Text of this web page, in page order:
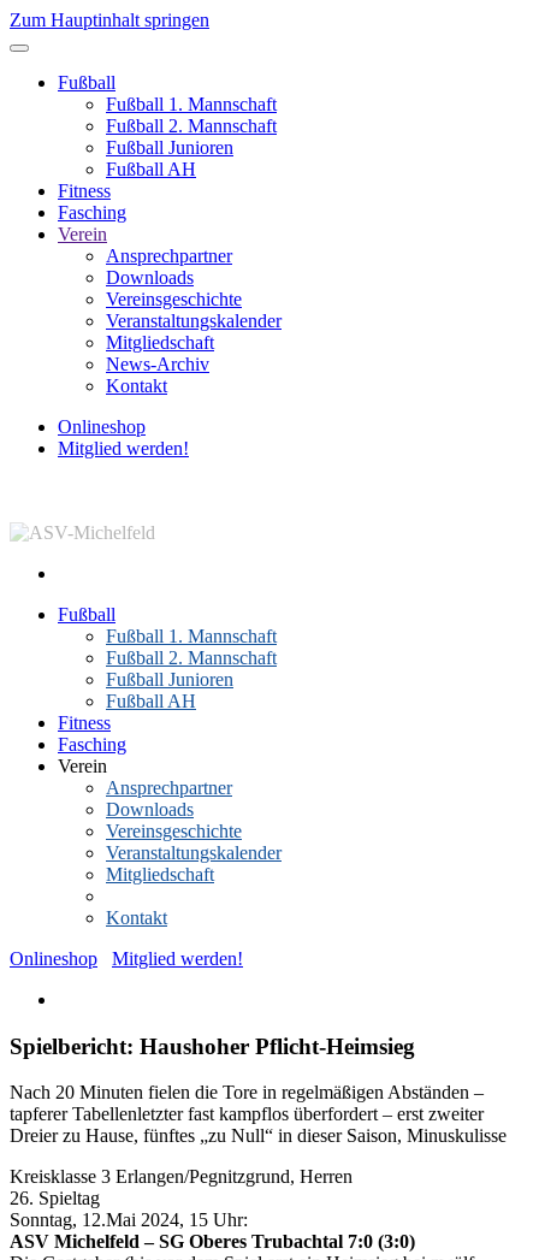
Zum Hauptinhalt springen
Fußball
Fußball 1. Mannschaft
Fußball 2. Mannschaft
Fußball Junioren
Fußball AH
Fitness
Fasching
Verein
Ansprechpartner
Downloads
Vereinsgeschichte
Veranstaltungskalender
Mitgliedschaft
News-Archiv
Kontakt
Onlineshop
Mitglied werden!
Fußball
Fußball 1. Mannschaft
Fußball 2. Mannschaft
Fußball Junioren
Fußball AH
Fitness
Fasching
Verein
Ansprechpartner
Downloads
Vereinsgeschichte
Veranstaltungskalender
Mitgliedschaft
Kontakt
Onlineshop
Mitglied werden!
Spielbericht: Haushoher Pflicht-Heimsieg
Nach 20 Minuten fielen die Tore in regelmäßigen Abständen –
tapferer Tabellenletzter fast kampflos überfordert – erst zweiter
Dreier zu Hause, fünftes „zu Null“ in dieser Saison, Minuskulisse
Kreisklasse 3 Erlangen/Pegnitzgrund, Herren
26. Spieltag
Sonntag, 12.Mai 2024, 15 Uhr:
ASV Michelfeld – SG Oberes Trubachtal 7:0 (3:0)